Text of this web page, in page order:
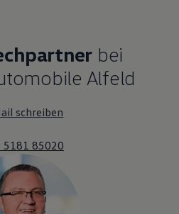
bei
Alfeld
schreiben
5181 85020